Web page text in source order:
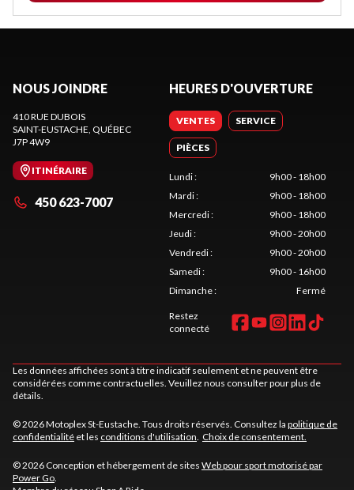
NOUS JOINDRE
410 RUE DUBOIS
SAINT-EUSTACHE, QUÉBEC
J7P 4W9
ITINÉRAIRE
450 623-7007
HEURES D'OUVERTURE
VENTES SERVICE
PIÈCES
Lundi:
9h00 - 18h00
Mardi:
9h00 - 18h00
Mercredi:
9h00 - 18h00
Jeudi:
9h00 - 20h00
Vendredi:
9h00 - 20h00
Samedi:
9h00 - 16h00
Dimanche: Fermé
Restez
connecté
Les données affichées sont à titre indicatif seulement et ne peuvent être
considérées comme contractuelles. Veuillez nous consulter pour plus de
détails.
© 2026 Motoplex St-Eustache. Tous droits réservés. Consultez la politique de
confidentialité et les conditions d'utilisation. Choix de consentement.
© 2026 Conception et hébergement de sites Web pour sport motorisé par
Power Go.